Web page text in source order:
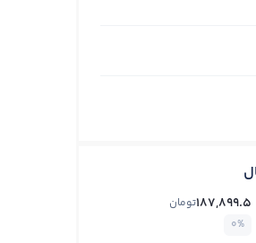
187,899.5تومان
0%